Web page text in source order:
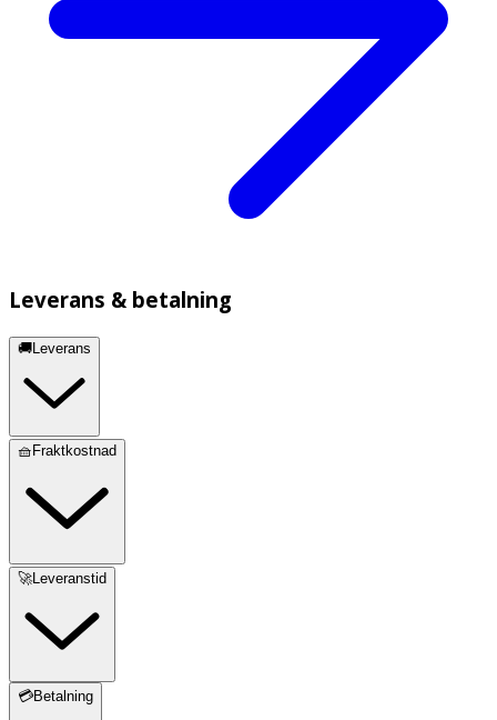
Leverans & betalning
🚚Leverans
🧺Fraktkostnad
🚀Leveranstid
💳Betalning